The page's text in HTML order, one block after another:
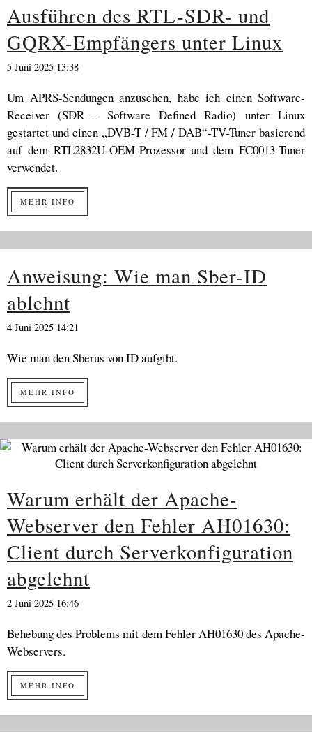
Ausführen des RTL-SDR- und
GQRX-Empfängers unter Linux
5 Juni 2025 13:38
Um APRS-Sendungen anzusehen, habe ich einen Software-
Receiver (SDR – Software Defined Radio) unter Linux
gestartet und einen „DVB-T / FM / DAB“-TV-Tuner basierend
auf dem RTL2832U-OEM-Prozessor und dem FC0013-Tuner
verwendet.
MEHR INFO
Anweisung: Wie man Sber-ID
ablehnt
4 Juni 2025 14:21
Wie man den Sberus von ID aufgibt.
MEHR INFO
Warum erhält der Apache-
Webserver den Fehler AH01630:
Client durch Serverkonfiguration
abgelehnt
2 Juni 2025 16:46
Behebung des Problems mit dem Fehler AH01630 des Apache-
Webservers.
MEHR INFO